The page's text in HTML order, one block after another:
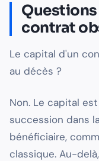
contrat
Le capital d'un
au décès ?
Non. Le capital
succession dans
bénéficiaire,
classique. Au-